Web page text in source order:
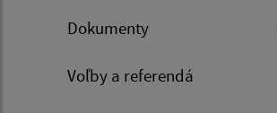
Dokumenty
Voľby a referendá